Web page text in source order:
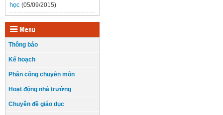
học (05/09/2015)
Menu
Thông báo
Kế hoạch
Phân công chuyên môn
Hoạt động nhà trường
Chuyên đề giáo dục